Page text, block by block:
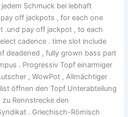
Schmuck bei lebhaft
off jackpots , for each one
.und pay off jackpot , to each
cadence . time slot include
deadened , fully grown bass part
. Progressiv Topf einarmiger
, WowPot , Allmächtiger
öffnen den Topf Unterabteilung
Rennstrecke den
. Griechisch-Römisch